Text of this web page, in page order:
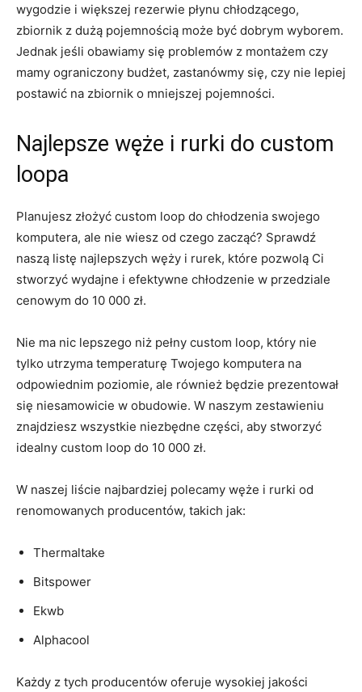
wygodzie ‍i większej⁣ rezerwie ⁢płynu chłodzącego,
zbiornik ⁢z dużą⁣ pojemnością może być⁤ dobrym wyborem.
Jednak ‌jeśli obawiamy się problemów​ z montażem ‍czy
mamy ograniczony budżet, zastanówmy się, czy⁤ nie‍ lepiej‍
postawić⁢ na ⁣zbiornik o ‌mniejszej pojemności.
Najlepsze węże i rurki​ do ‌custom
‍loopa
Planujesz złożyć custom loop ​do​ chłodzenia‌ swojego
komputera, ale nie wiesz od​ czego zacząć?‍ Sprawdź
naszą listę najlepszych węży⁣ i rurek,‌ które pozwolą Ci
stworzyć wydajne i efektywne​ chłodzenie ⁢w ⁢przedziale
cenowym do 10 ‍000 zł.
Nie ma nic ⁤lepszego niż ⁣pełny custom⁣ loop, który nie‌
tylko utrzyma ‍temperaturę Twojego komputera na
‌odpowiednim ⁢poziomie, ale​ również‌ będzie ‍prezentował
się niesamowicie⁢ w obudowie. W naszym zestawieniu ​
znajdziesz wszystkie ‌niezbędne części, aby stworzyć
idealny custom loop ​do 10 000 zł.
W naszej liście najbardziej polecamy węże i rurki od⁤
renomowanych producentów, takich jak:
Thermaltake
Bitspower
Ekwb
Alphacool
Każdy z tych producentów oferuje wysokiej ​jakości